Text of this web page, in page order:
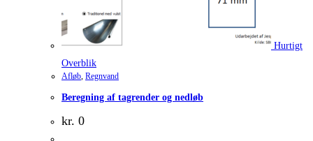
Hurtigt
Overblik
Afløb, Regnvand
Beregning af tagrender og nedløb
kr. 0